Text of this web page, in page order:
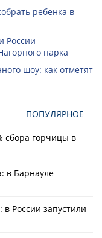
ребенка в
России
парка
шоу: как отметят
ПОПУЛЯРНОЕ
сбора горчицы в
в Барнауле
России запустили